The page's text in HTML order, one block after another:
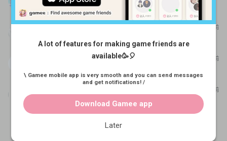
よろしくお願いします！
8か月前
7か月前
7か月前
書庫全部運極が目標です！
A lot of features for making game friends are
available🥳🎈
\ Gamee mobile app is very smooth and you can send messages
and get notifications! /
Download Gamee app
Later